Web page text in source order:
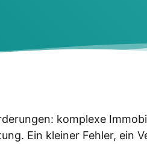
kom­ple­xe
Ein klei­ner Feh­ler, ein